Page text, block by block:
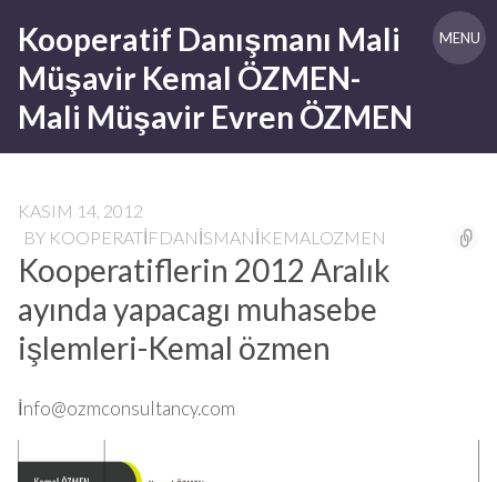
content
Kooperatif Danışmanı Mali
Müşavir Kemal ÖZMEN-
Mali Müşavir Evren ÖZMEN
MENU
KASIM 14, 2012
BY KOOPERATIFDANISMANIKEMALOZMEN
Kooperatiflerin 2012 Aralık
ayında yapacagı muhasebe
işlemleri-Kemal özmen
İnfo@ozmconsultancy.com